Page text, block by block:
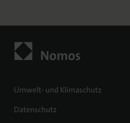
Umwelt- und Klimaschutz
Datenschutz